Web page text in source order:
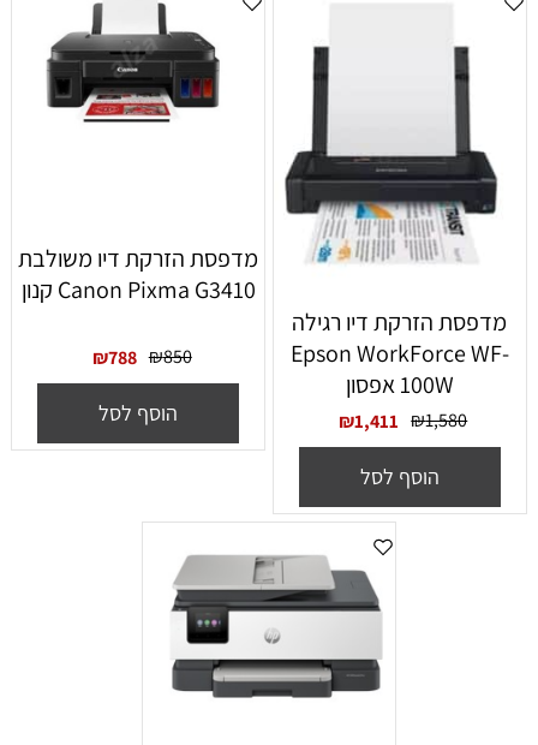
מדפסת ‏הזרקת דיו ‏רגילה
Epson WorkForce WF-
100W אפסון
₪1,580
₪1,411
הוסף לסל
מדפסת ‏הזרקת דיו ‏משולבת
Canon Pixma G3410 קנון
₪850
₪788
הוסף לסל